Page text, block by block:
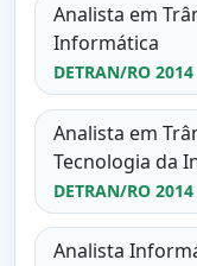
Analista em
Informática
DETRAN/RO 2014
Analista em
Tecnologia da
DETRAN/RO 2014
Analista